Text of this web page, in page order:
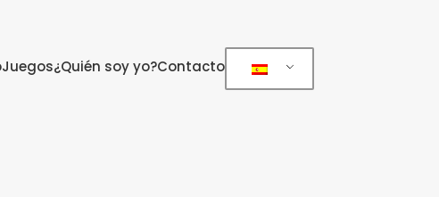
Juegos¿Quién soy yo?Contacto